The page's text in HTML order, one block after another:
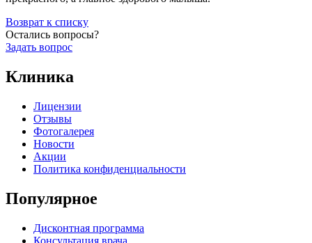
Возврат к списку
Остались вопросы?
Задать вопрос
Клиника
Лицензии
Отзывы
Фотогалерея
Новости
Акции
Политика конфиденциальности
Популярное
Дисконтная программа
Консультация врача